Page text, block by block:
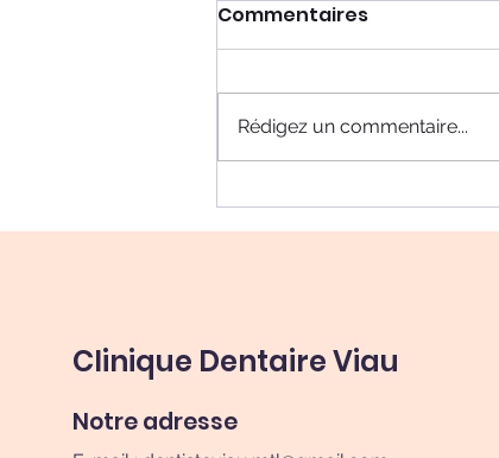
À Quel Âge Mon Enfant
Peut-il Utiliser un
Commentaires
Rédigez un commentaire...
Clinique Dentaire Viau
Notre adresse